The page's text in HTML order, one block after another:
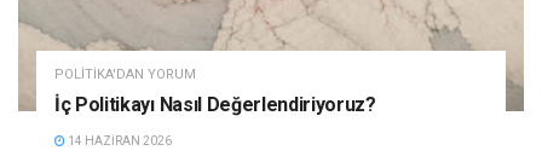
POLITIKA'DAN YORUM
İç Politikayı Nasıl Değerlendiriyoruz?
14 HAZIRAN 2026